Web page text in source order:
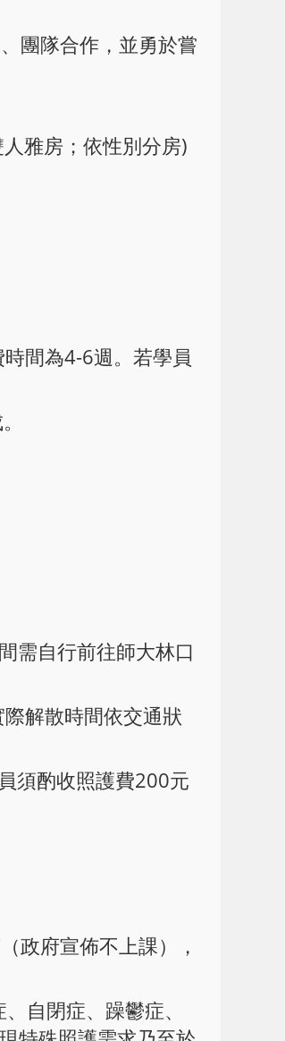
團隊合作，並勇於嘗
雅房；依性別分房)
間為4-6週。若學員
需自行前往師大林口
解散時間依交通狀
須酌收照護費200元
政府宣佈不上課），
自閉症、躁鬱症、